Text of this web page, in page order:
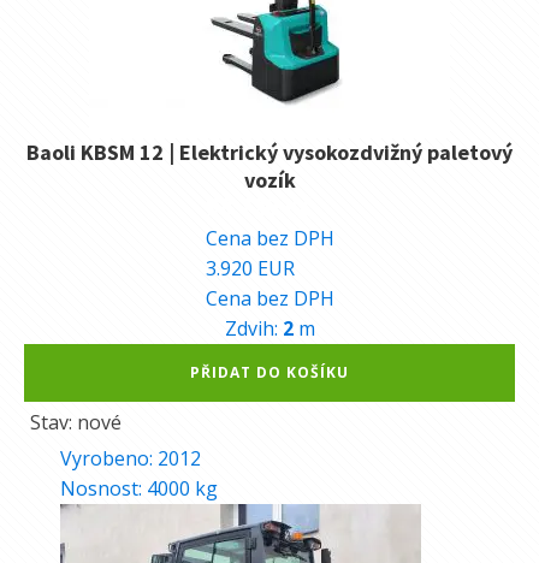
Baoli KBSM 12 | Elektrický vysokozdvižný paletový
vozík
Cena bez DPH
3.920 EUR
Cena bez DPH
Zdvih: 2 m
PŘIDAT DO KOŠÍKU
Stav: nové
Vyrobeno: 2012
Nosnost: 4000 kg